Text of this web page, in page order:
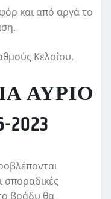
και από αργά το
Κελσίου.
ΑΥΡΙΟ
σποραδικές
βράδυ θα